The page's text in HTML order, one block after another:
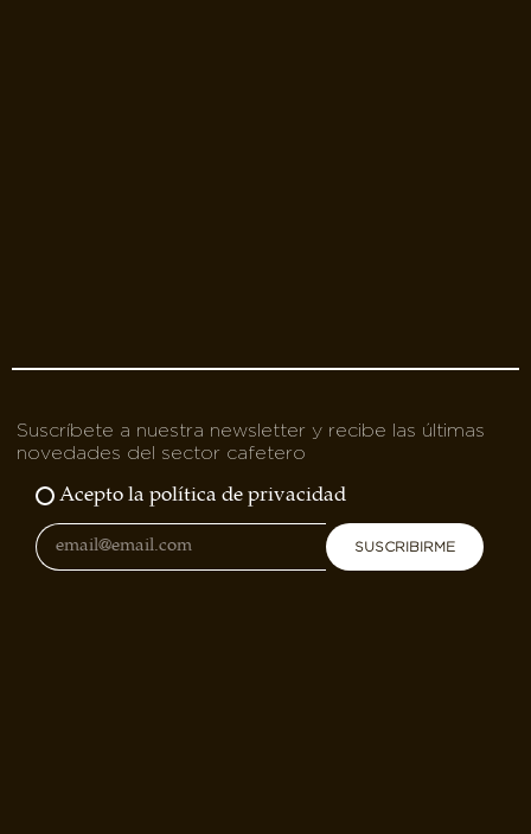
Suscríbete a nuestra newsletter y recibe las últimas
novedades del sector cafetero
Acepto la política de privacidad
SUSCRIBIRME